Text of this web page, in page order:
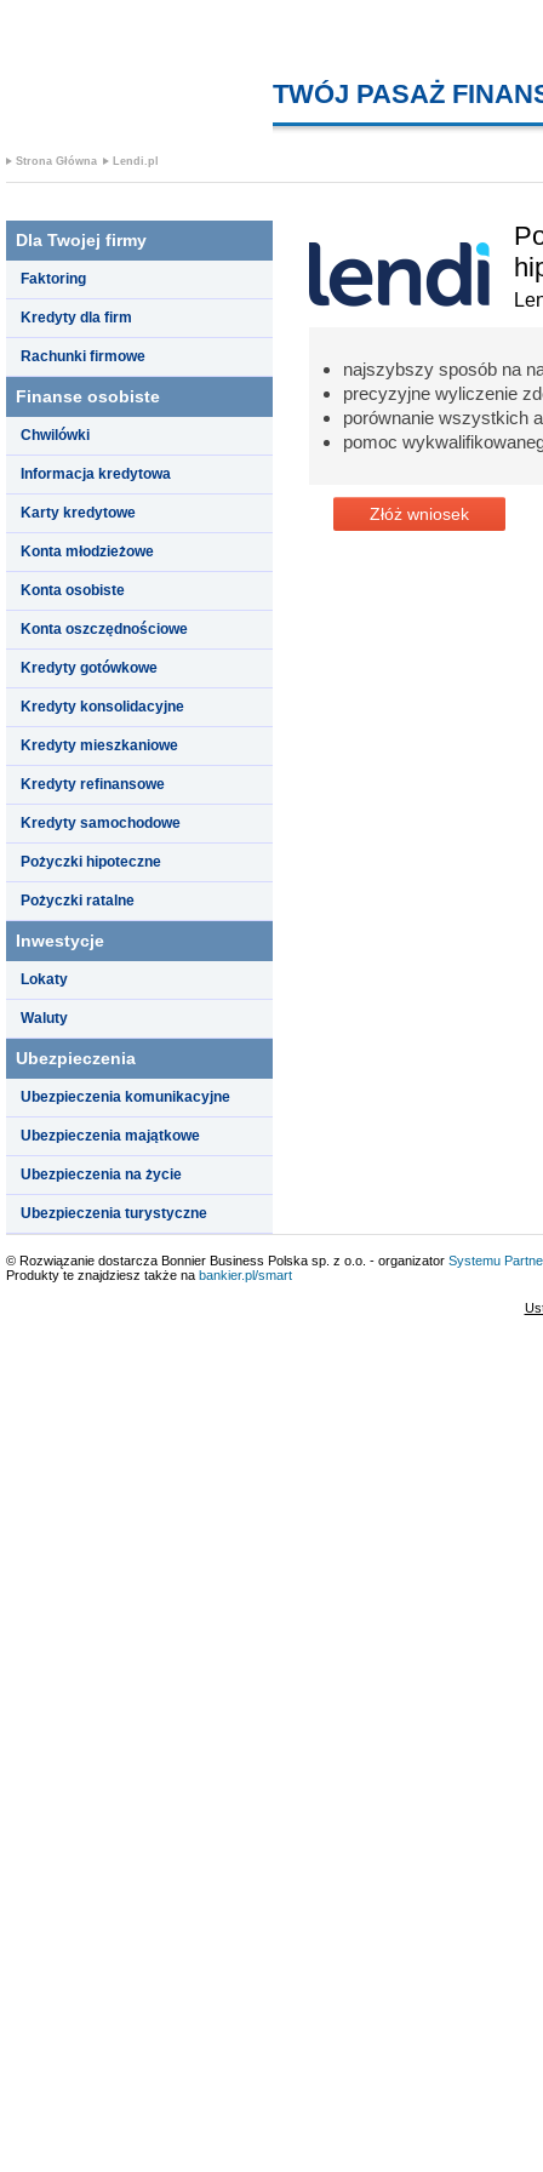
TWÓJ PASAŻ
Strona Główna Lendi.pl
Dla Twojej firmy
Faktoring
Kredyty dla firm
Rachunki firmowe
Finanse osobiste
Chwilówki
Informacja kredytowa
Karty kredytowe
Konta młodzieżowe
Konta osobiste
Konta oszczędnościowe
Kredyty gotówkowe
Kredyty konsolidacyjne
Kredyty mieszkaniowe
Kredyty refinansowe
Kredyty samochodowe
Pożyczki hipoteczne
Pożyczki ratalne
Inwestycje
Lokaty
Waluty
Ubezpieczenia
Ubezpieczenia komunikacyjne
Ubezpieczenia majątkowe
Ubezpieczenia na życie
Ubezpieczenia turystyczne
najszybszy sposób na
precyzyjne wyliczenie
porównanie wszystkich
pomoc
Złóż wniosek
© Rozwiązanie dostarcza Bonnier Business Polska sp. z o.o. - organizator Systemu
Produkty te znajdziesz także na bankier.pl/smart